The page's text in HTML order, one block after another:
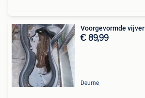
Voorgevormde vijver
€ 89,99
Deurne